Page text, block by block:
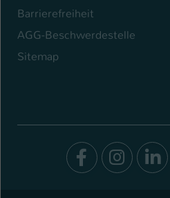
Barrierefreiheit
AGG-Beschwerdestelle
Sitemap
Facebook